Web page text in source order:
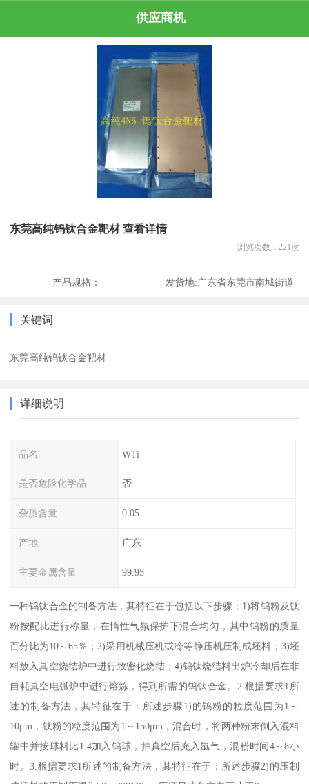
供应商机
东莞高纯钨钛合金靶材 查看详情
浏览次数： 221 次
产品规格： 发货地:广东省东莞市南城街道
关键词
东莞高纯钨钛合金靶材
详细说明
品名 WTi
是否危险化学品 否
杂质含量 0.05
产地 广东
主要金属含量 99.95
一种钨钛合金的制备方法，其特征在于包括以下步骤：1)将钨粉及钛
粉按配比进行称量，在惰性气氛保护下混合均匀，其中钨粉的质量
百分比为10～65％；2)采用机械压机或冷等静压机压制成坯料；3)坯
料放入真空烧结炉中进行致密化烧结；4)钨钛烧结料出炉冷却后在非
自耗真空电弧炉中进行熔炼，得到所需的钨钛合金。2.根据要求1所
述的制备方法，其特征在于：所述步骤1)的钨粉的粒度范围为1～
10μm，钛粉的粒度范围为1～150μm，混合时，将两种粉末倒入混料
罐中并按球料比1:4加入钨球，抽真空后充入氩气，混粉时间4～8小
时。3.根据要求1所述的制备方法，其特征在于：所述步骤2)的压制